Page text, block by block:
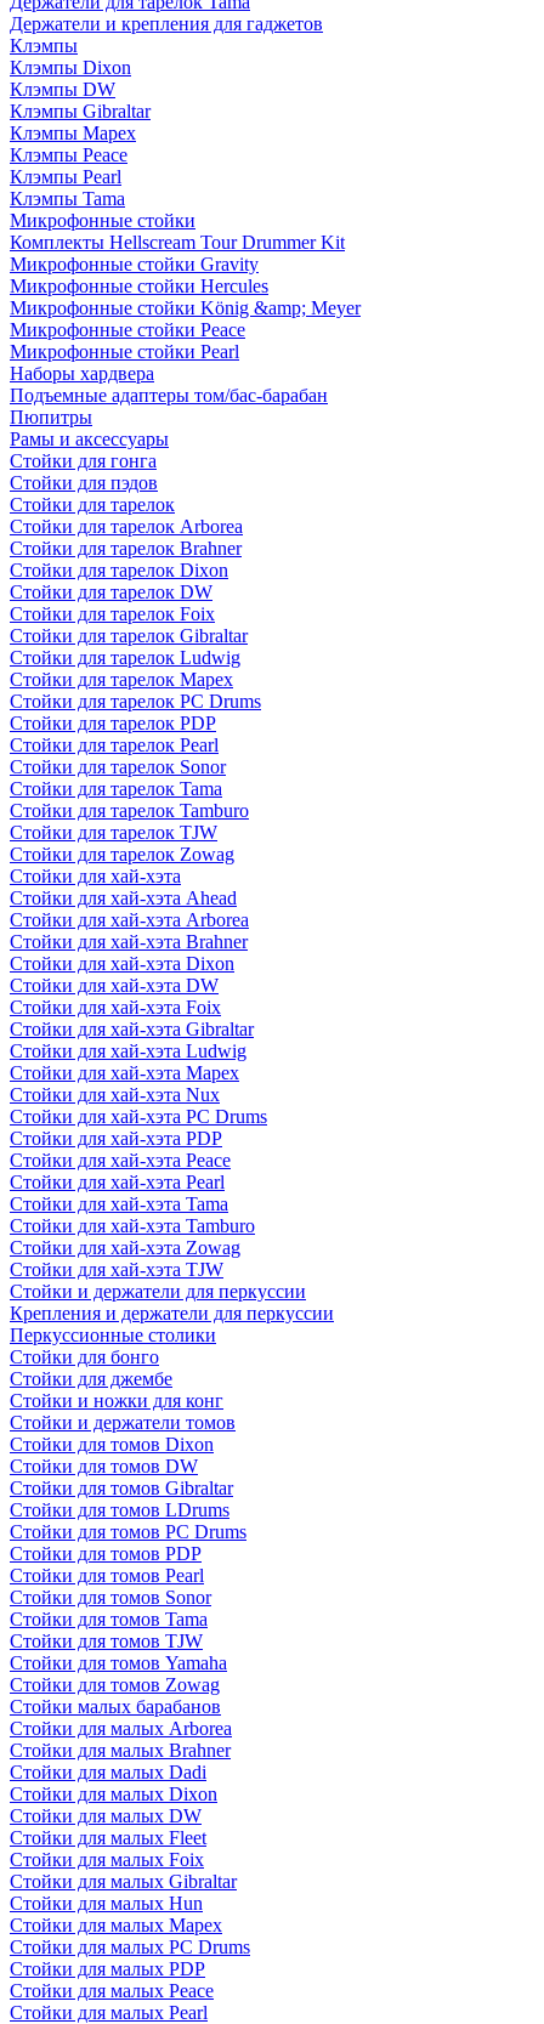
Держатели и крепления для гаджетов
Клэмпы
Клэмпы Dixon
Клэмпы DW
Клэмпы Gibraltar
Клэмпы Mapex
Клэмпы Peace
Клэмпы Pearl
Клэмпы Tama
Микрофонные стойки
Комплекты Hellscream Tour Drummer Kit
Микрофонные стойки Gravity
Микрофонные стойки Hercules
Микрофонные стойки König &amp; Meyer
Микрофонные стойки Peace
Микрофонные стойки Pearl
Наборы хардвера
Подъемные адаптеры том/бас-барабан
Пюпитры
Рамы и аксессуары
Стойки для гонга
Стойки для пэдов
Стойки для тарелок
Стойки для тарелок Arborea
Стойки для тарелок Brahner
Стойки для тарелок Dixon
Стойки для тарелок DW
Стойки для тарелок Foix
Стойки для тарелок Gibraltar
Стойки для тарелок Ludwig
Стойки для тарелок Mapex
Стойки для тарелок PC Drums
Стойки для тарелок PDP
Стойки для тарелок Pearl
Стойки для тарелок Sonor
Стойки для тарелок Tama
Стойки для тарелок Tamburo
Стойки для тарелок TJW
Стойки для тарелок Zowag
Стойки для хай-хэта
Стойки для хай-хэта Ahead
Стойки для хай-хэта Arborea
Стойки для хай-хэта Brahner
Стойки для хай-хэта Dixon
Стойки для хай-хэта DW
Стойки для хай-хэта Foix
Стойки для хай-хэта Gibraltar
Стойки для хай-хэта Ludwig
Стойки для хай-хэта Mapex
Стойки для хай-хэта Nux
Стойки для хай-хэта PC Drums
Стойки для хай-хэта PDP
Стойки для хай-хэта Peace
Стойки для хай-хэта Pearl
Стойки для хай-хэта Tama
Стойки для хай-хэта Tamburo
Стойки для хай-хэта Zowag
Стойки для хай-хэта TJW
Стойки и держатели для перкуссии
Крепления и держатели для перкуссии
Перкуссионные столики
Стойки для бонго
Стойки для джембе
Стойки и ножки для конг
Стойки и держатели томов
Стойки для томов Dixon
Стойки для томов DW
Стойки для томов Gibraltar
Стойки для томов LDrums
Стойки для томов PC Drums
Стойки для томов PDP
Стойки для томов Pearl
Стойки для томов Sonor
Стойки для томов Tama
Стойки для томов TJW
Стойки для томов Yamaha
Стойки для томов Zowag
Стойки малых барабанов
Стойки для малых Arborea
Стойки для малых Brahner
Стойки для малых Dadi
Стойки для малых Dixon
Стойки для малых DW
Стойки для малых Fleet
Стойки для малых Foix
Стойки для малых Gibraltar
Стойки для малых Hun
Стойки для малых Mapex
Стойки для малых PC Drums
Стойки для малых PDP
Стойки для малых Peace
Стойки для малых Pearl